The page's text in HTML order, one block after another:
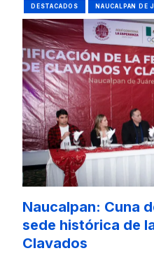
DESTACADOS NAUCALPAN DE
Naucalpan: Cuna
sede histórica de
Clavados